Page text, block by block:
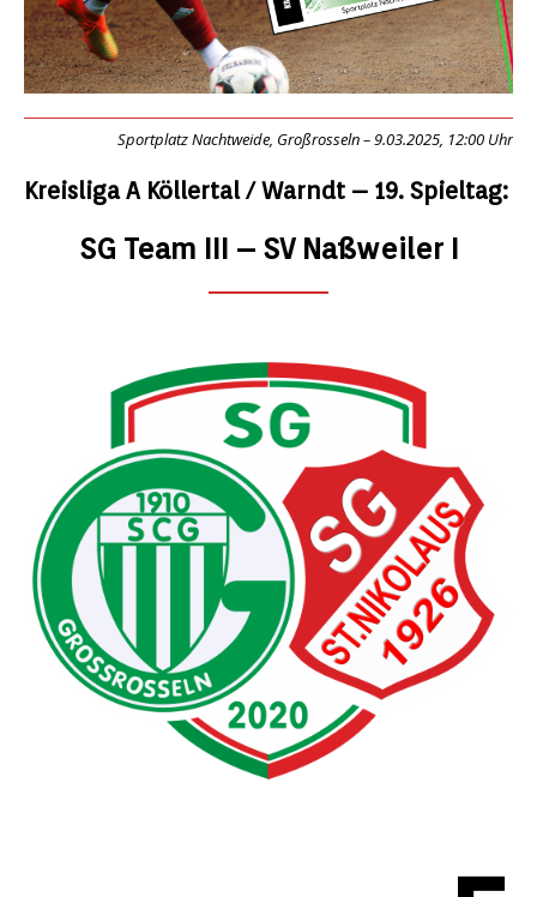
Sportplatz Nachtweide, Großrosseln – 9.03.2025, 12:00 Uhr
Kreisliga A Köllertal / Warndt – 19. Spieltag:
SG Team III – SV Naßweiler I